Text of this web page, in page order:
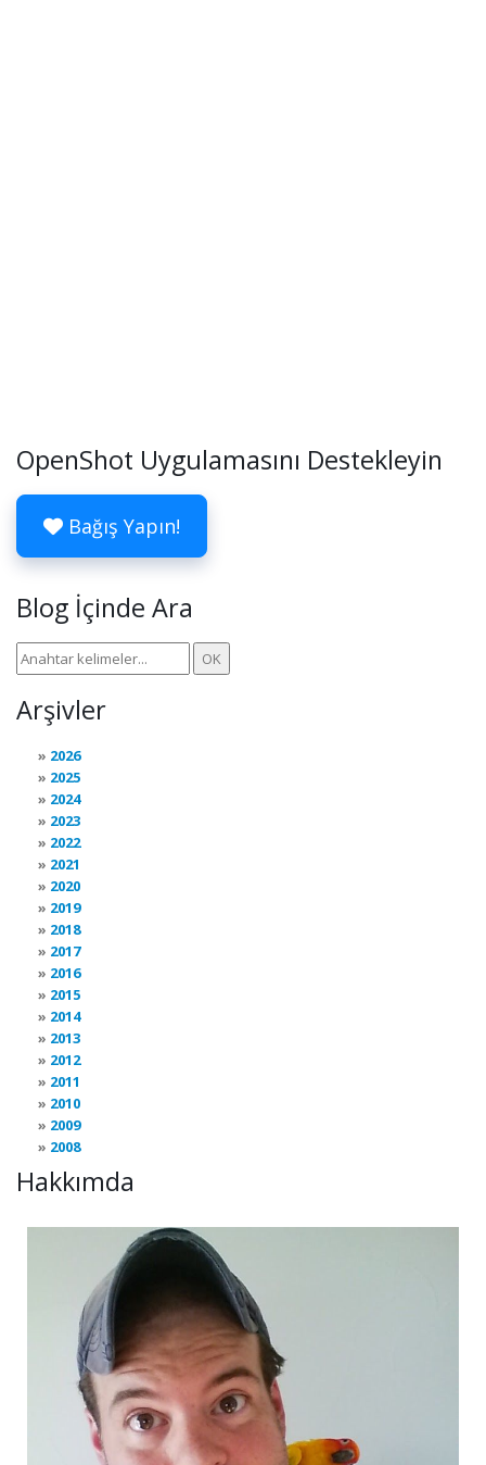
OpenShot Uygulamasını Destekleyin
Bağış Yapın!
Blog İçinde Ara
Arşivler
2026
2025
2024
2023
2022
2021
2020
2019
2018
2017
2016
2015
2014
2013
2012
2011
2010
2009
2008
Hakkımda